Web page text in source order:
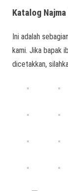
Katalog
Ini adalah
kami. Jika bapak
dicetakkan,